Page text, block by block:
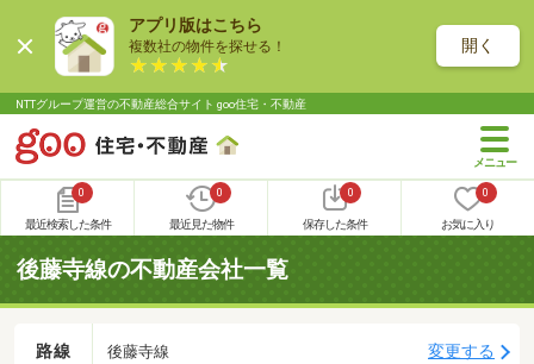
アプリ版はこちら
複数社の物件を探せる！ 開く
NTTグループ運営の不動産総合サイト goo住宅・不動産
0
最近検索した条件
0
最近見た物件
0
保存した条件
0
お気に入り
後藤寺線の不動産会社一覧
路線 後藤寺線 変更する